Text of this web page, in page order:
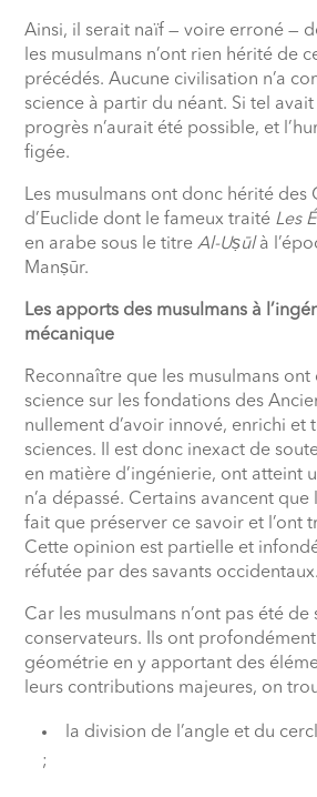
Ainsi, il serait naïf — voire erroné —
les musulmans n’ont rien hérité de
précédés. Aucune civilisation n’a
science à partir du néant. Si tel
progrès n’aurait été possible, et
figée.
Les musulmans ont donc hérité des
d’Euclide dont le fameux traité Les
en arabe sous le titreAl-Uṣūlà
Manṣūr.
Les apports des musulmans à
mécanique
Reconnaître que les musulmans
science sur les fondations des
nullement d’avoir innové, enrichi et
sciences. Il est donc inexact de
en matière d’ingénierie, ont atteint
n’a dépassé. Certains avancent que
fait que préserver ce savoir et l’ont
Cette opinion est partielle et
réfutée par des savants occidentaux.
Car les musulmans n’ont pas été de
conservateurs. Ils ont
géométrie en y apportant des
leurs contributions majeures, on
la division de l’angle et du
;